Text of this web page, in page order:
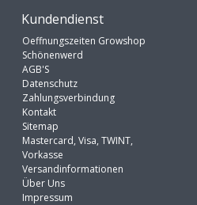
Kundendienst
Oeffnungszeiten Growshop
Schönenwerd
AGB'S
Datenschutz
Zahlungsverbindung
Kontakt
Sitemap
Mastercard, Visa, TWINT,
Vorkasse
Versandinformationen
Über Uns
Impressum